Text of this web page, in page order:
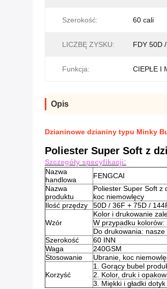
Szerokość: 60 cali
LICZBĘ ZYSKU: FDY 50D
Funkcja: CIEPŁE I
Opis
Dzianinowe dzianiny typu Minky
Poliester Super Soft z
Szczegóły specyfikacji:
Nazwa
handlowa
FENGCAI
Nazwa
produktu
Poliester Super Soft z
koc niemowlęcy
Ilość przędzy
50D / 36F + 75D /
Wzór
Kolor i drukowanie
W przypadku kolorów:
Do drukowania:
Szerokość
60 INN
Waga
240GSM
Stosowanie
Ubranie, koc
Korzyść
1. Gorący bubel
2. Kolor, druk i
3. Miękki i gładki dotyk